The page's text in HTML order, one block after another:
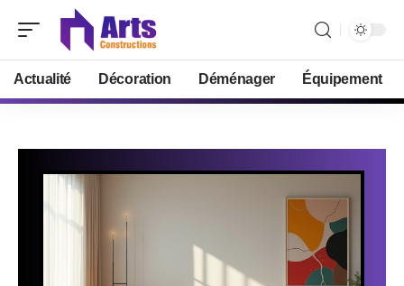
Actualité Décoration Déménager Équipement